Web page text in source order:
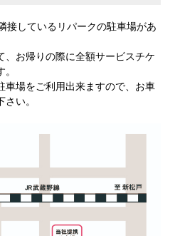
接しているリパークの駐車場があ
、お帰りの際に全額サービスチケ
車場をご利用出来ますので、お車
い。